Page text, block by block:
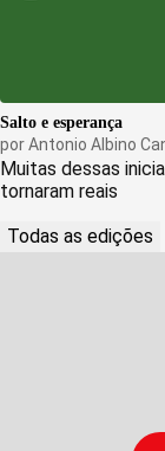
Salto e esperança
porAntonio Albino
Muitas dessas
tornaram reais
Todas as edições